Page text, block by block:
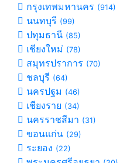
กรุงเทพมหานคร (914)
นนทบุรี (99)
ปทุมธานี (85)
เชียงใหม่ (78)
สมุทรปราการ (70)
ชลบุรี (64)
นครปฐม (46)
เชียงราย (34)
นครราชสีมา (31)
ขอนแก่น (29)
ระยอง (22)